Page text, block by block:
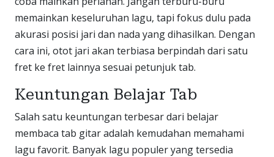
memainkan keseluruhan lagu, tapi fokus dulu pada
akurasi posisi jari dan nada yang dihasilkan. Dengan
cara ini, otot jari akan terbiasa berpindah dari satu
fret ke fret lainnya sesuai petunjuk tab.
Keuntungan Belajar Tab
Salah satu keuntungan terbesar dari belajar
membaca tab gitar adalah kemudahan memahami
lagu favorit. Banyak lagu populer yang tersedia